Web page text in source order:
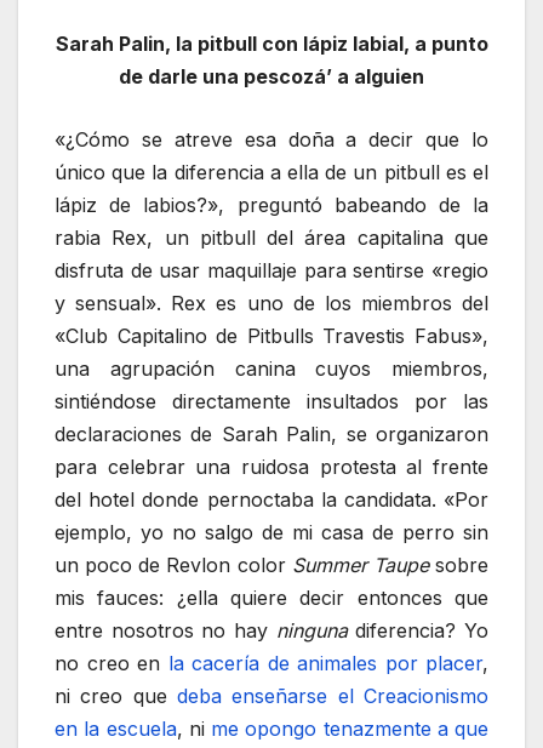
Sarah Palin, la pitbull con lápiz labial, a punto
de darle una pescozá’ a alguien
«¿Cómo se atreve esa doña a decir que lo
único que la diferencia a ella de un pitbull es el
lápiz de labios?», preguntó babeando de la
rabia Rex, un pitbull del área capitalina que
disfruta de usar maquillaje para sentirse «regio
y sensual». Rex es uno de los miembros del
«Club Capitalino de Pitbulls Travestis Fabus»,
una agrupación canina cuyos miembros,
sintiéndose directamente insultados por las
declaraciones de Sarah Palin, se organizaron
para celebrar una ruidosa protesta al frente
del hotel donde pernoctaba la candidata. «Por
ejemplo, yo no salgo de mi casa de perro sin
un poco de Revlon color Summer Taupesobre
mis fauces: ¿ella quiere decir entonces que
entre nosotros no hay ningunadiferencia? Yo
no creo en la cacería de animales por placer,
ni creo que deba enseñarse el Creacionismo
en la escuela, ni me opongo tenazmente a que